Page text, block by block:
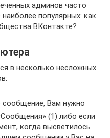
админов часто
популярных: как
ВКонтакте?
в несколько несложных
Вам нужно
(1) либо если
когда высветилось